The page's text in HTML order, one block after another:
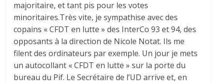
majoritaire, et tant pis pour les votes
minoritaires.Très vite, je sympathise avec des
copains « CFDT en lutte » des InterCo 93 et 94, des
opposants à la direction de Nicole Notat. Ils me
filent des ordinateurs par exemple. Un jour je mets
un autocollant « CFDT en lutte » sur la porte du
bureau du Pif. Le Secrétaire de l’UD arrive et, en